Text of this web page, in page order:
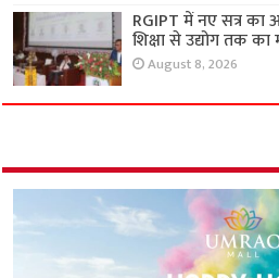
RGIPT में नए सत्र का
शिक्षा से उद्योग तक का
August 8, 2026